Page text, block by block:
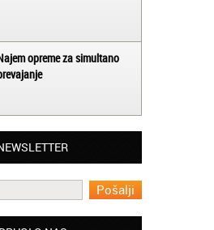
opreme za simultano
opravljajo hitro in
sem prevajanje iz